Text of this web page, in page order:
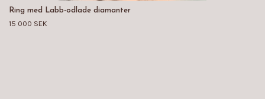
Ring med Labb-odlade diamanter
15 000 SEK